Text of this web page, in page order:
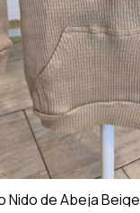
Nido de Abeja Beige